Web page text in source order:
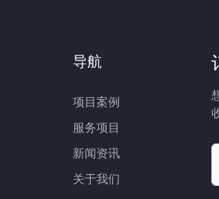
导航
项目案例
服务项目
新闻资讯
关于我们